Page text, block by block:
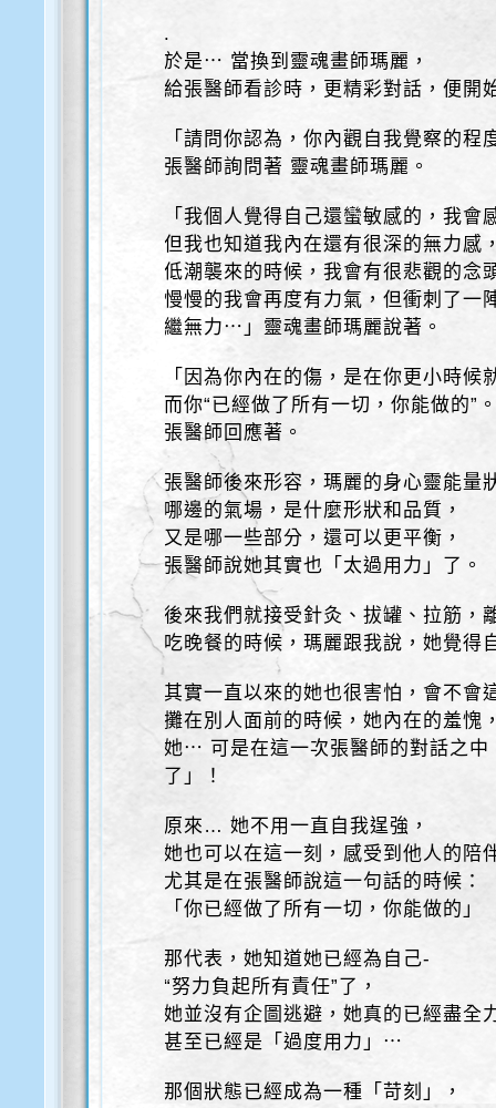
.
於是⋯ 當換到靈魂畫師瑪麗，
給張醫師看診時，更精彩對話，便開
「請問你認為，你內觀自我覺察的程
張醫師詢問著 靈魂畫師瑪麗。
「我個人覺得自己還蠻敏感的，我
但我也知道我內在還有很深的無力感
低潮襲來的時候，我會有很悲觀的念
慢慢的我會再度有力氣，但衝刺了一
繼無力⋯」靈魂畫師瑪麗說著。
「因為你內在的傷，是在你更小時候
而你“已經做了所有一切，你能做的”
張醫師回應著。
張醫師後來形容，瑪麗的身心靈能量
哪邊的氣場，是什麼形狀和品質，
又是哪一些部分，還可以更平衡，
張醫師說她其實也「太過用力」了。
後來我們就接受針灸、拔罐、拉筋，
吃晚餐的時候，瑪麗跟我說，她覺得
其實一直以來的她也很害怕，會不會
攤在別人面前的時候，她內在的羞愧
她⋯ 可是在這一次張醫師的對話之中
了」！
原來… 她不用一直自我逞強，
她也可以在這一刻，感受到他人的陪
尤其是在張醫師說這一句話的時候：
「你已經做了所有一切，你能做的」
那代表，她知道她已經為自己-
“努力負起所有責任”了，
她並沒有企圖逃避，她真的已經盡全
甚至已經是「過度用力」⋯
那個狀態已經成為一種「苛刻」，